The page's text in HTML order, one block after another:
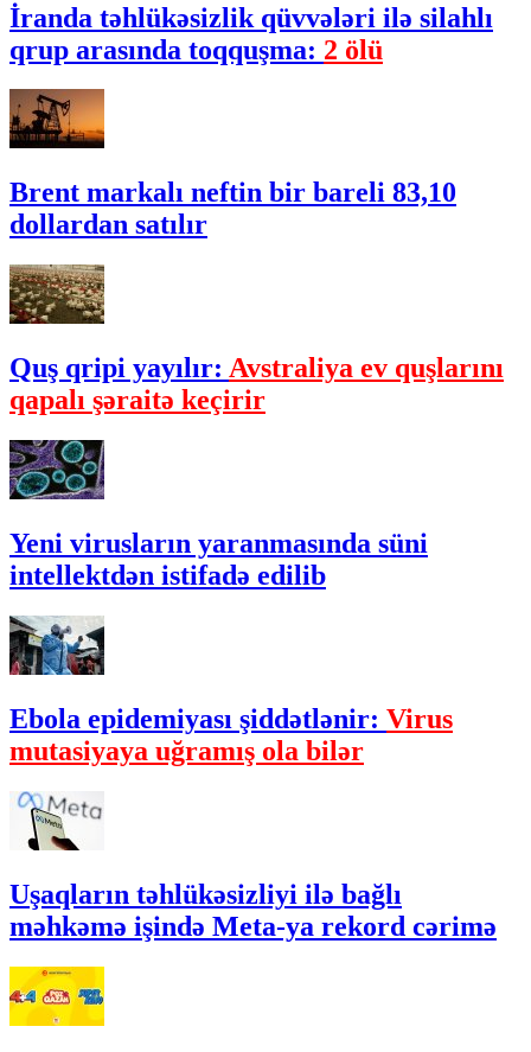
İranda təhlükəsizlik qüvvələri ilə silahlı
qrup arasında toqquşma: 2 ölü
Brent markalı neftin bir bareli 83,10
dollardan satılır
Quş qripi yayılır: Avstraliya ev quşlarını
qapalı şəraitə keçirir
Yeni virusların yaranmasında süni
intellektdən istifadə edilib
Ebola epidemiyası şiddətlənir: Virus
mutasiyaya uğramış ola bilər
Uşaqların təhlükəsizliyi ilə bağlı
məhkəmə işində Meta-ya rekord cərimə